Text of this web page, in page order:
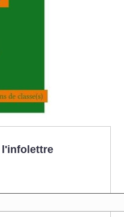
l'infolettre